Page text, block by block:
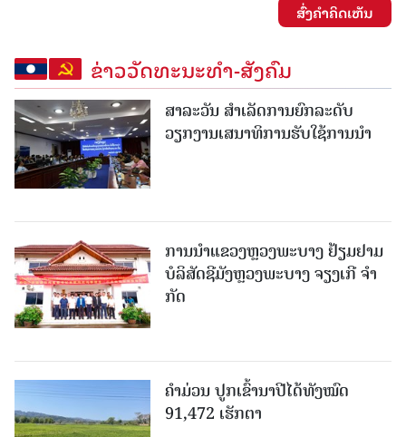
ສົ່ງຄໍາຄິດເຫັນ
ຂ່າວວັດທະນະທຳ-ສັງຄົມ
ສາລະວັນ ສໍາເລັດການຍົກລະດັບ
ວຽກງານເສນາທິການຮັບໃຊ້ການນໍາ
ການນຳແຂວງຫຼວງພະບາງ ຢ້ຽມ​ຢາມ
ບໍ​ລິ​ສັດຊີມັງຫຼວງພະບາງ ຈຽງເກີ ຈໍາ
ກັດ
ຄໍາມ່ວນ ປູກເຂົ້ານາປີໄດ້ທັງໝົດ
91,472 ເຮັກຕາ